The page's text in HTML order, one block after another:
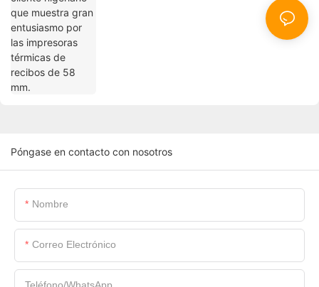
Póngase en contacto con nosotros
Nombre
Correo Electrónico